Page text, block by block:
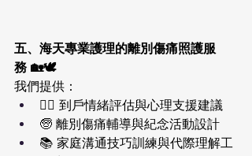
五、海天專業護理的離別傷痛照護服
務 🏡🕊️
我們提供：
🧑‍⚕️ 到戶情緒評估與心理支援建議
🧓 離別傷痛輔導與紀念活動設計
📚 家庭溝通技巧訓練與代際理解工